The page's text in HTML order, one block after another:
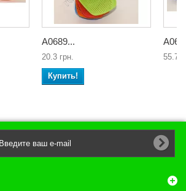
А0689...
20.3 грн.
Купить!
55.7